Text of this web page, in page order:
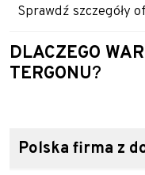
Sprawdź szczegóły
DLACZEGO
TERGONU?
Polska firma z